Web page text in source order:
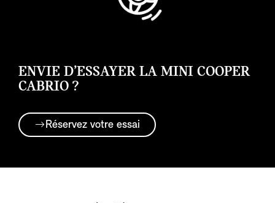
ENVIE D’ESSAYER LA MINI COOPER
CABRIO ?
Réservez votre essai